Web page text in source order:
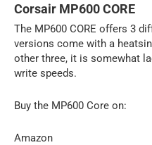
Corsair MP600 CORE
The MP600 CORE offers 3
versions come with a
other three, it is somewhat
write speeds.
Buy the MP600 Core on:
Amazon